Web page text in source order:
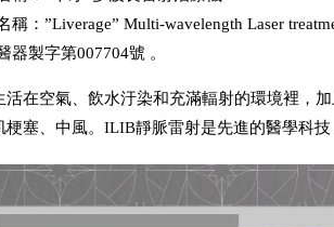
稱：”Liverage” Multi-wavelength Laser
器製字第007704號 。
活在空氣、飲水汙染和充滿輻射的環境裡，
梗塞、中風。ILIB靜脈雷射是先進的醫學科